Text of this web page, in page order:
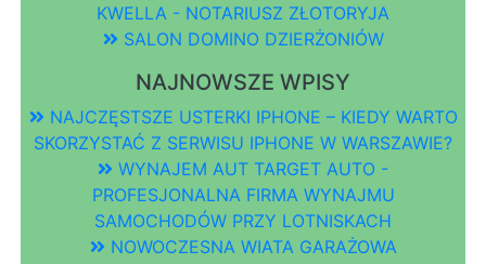
KWELLA - NOTARIUSZ ZŁOTORYJA
SALON DOMINO DZIERŻONIÓW
NAJNOWSZE WPISY
NAJCZĘSTSZE USTERKI IPHONE – KIEDY WARTO
SKORZYSTAĆ Z SERWISU IPHONE W WARSZAWIE?
WYNAJEM AUT TARGET AUTO -
PROFESJONALNA FIRMA WYNAJMU
SAMOCHODÓW PRZY LOTNISKACH
NOWOCZESNA WIATA GARAŻOWA